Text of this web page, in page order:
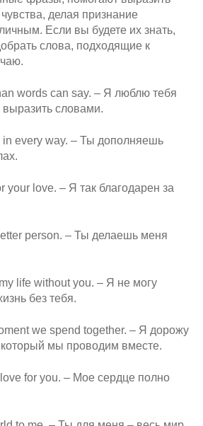
делая признание
Если вы будете их знать,
слова, подходящие к
words can say. – Я люблю тебя
словами.
in every way. – Ты дополняешь
your love. – Я так благодарен за
person. – Ты делаешь меня
life without you. – Я не могу
без тебя.
we spend together. – Я дорожу
мы проводим вместе.
for you. – Мое сердце полно